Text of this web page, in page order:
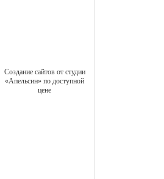
Создание сайтов от студии
«Апельсин» по доступной
цене